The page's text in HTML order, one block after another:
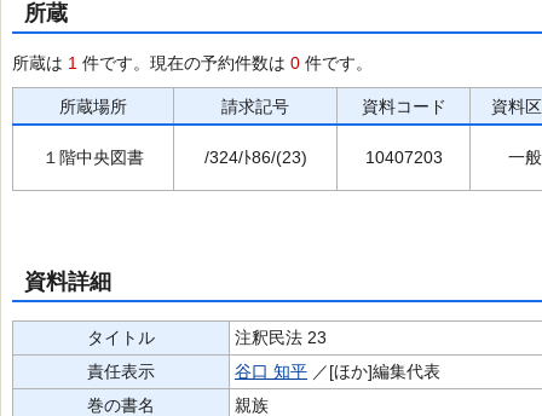
所蔵
所蔵は 1 件です。現在の予約件数は 0 件です。
所蔵場所 請求記号 資料コード 資料
１階中央図書 /324/ﾄ86/(23) 10407203 一般
資料詳細
タイトル
注釈民法 23
責任表示
谷口 知平 ／[ほか]編集代表
巻の書名
親族